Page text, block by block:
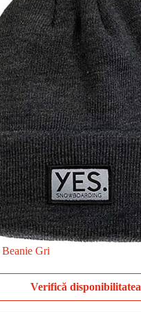
Gri
Verifică disponibilitatea